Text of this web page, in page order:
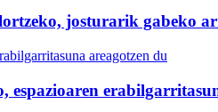
josturarik gabeko
espazioaren